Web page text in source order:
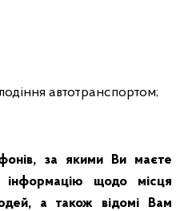
автотранспортом;
за якими Ви маєте
інформацію щодо місця
а також відомі Вам